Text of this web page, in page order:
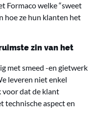
Formaco welke “sweet
hoe ze hun klanten het
zin van het
met smeed -en gietwerk
leveren niet enkel
voor dat de klant
technische aspect en